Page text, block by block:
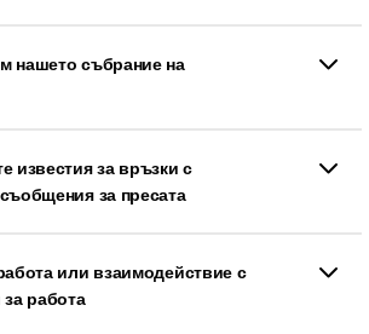
нашето събрание на
известия за връзки с
за пресата
или взаимодействие с
работа